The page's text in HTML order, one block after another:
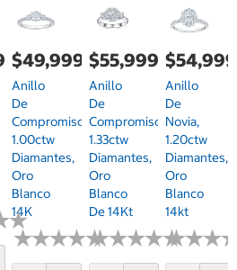
★
★
$49,999.00
Anillo
De
Compromiso,
1.00ctw
Diamantes,
Oro
Blanco
14K
★★★★★
★★★★★
$55,999.00
Anillo
De
Compromiso,
1.33ctw
Diamantes,
Oro
Blanco
De 14Kt
★★★★★
★★★★★
Anillo
De
Novia,
1.20ctw
Diamantes,
Oro
Blanco
14kt
★★★
★★★